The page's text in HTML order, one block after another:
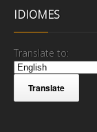
IDIOMES
Translate to: